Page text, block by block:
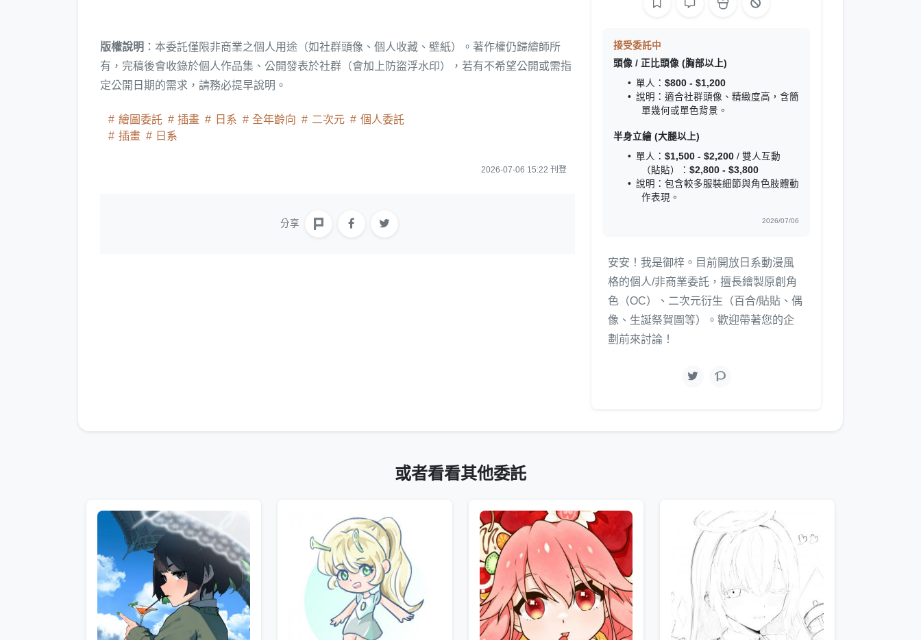
版權說明 ：本委託僅限非商業之個人用途（如社群頭像、個人收藏、壁紙）。著作權仍歸繪師所
有，完稿後會收錄於個人作品集、公開發表於社群（會加上防盜浮水印），若有不希望公開或需指
定公開日期的需求，請務必提早說明。
繪圖委託 插畫 日系 全年齡向 二次元
個人委託
插畫
日系
2026-07-06 15:22 刊登
分享
接受委託中
頭像 / 正比頭像 (胸部以上)
單人： $800 - $1,200
說明：適合社群頭像、精緻度高，含簡
單幾何或單色背景。
半身立繪 (大腿以上)
單人： $1,500 - $2,200/ 雙人互動
（貼貼）：$2,800 - $3,800
說明：包含較多服裝細節與角色肢體動
作表現。
2026/07/06
安安！我是御梓。目前開放日系動漫風
格的個人/非商業委託，擅長繪製原創角
色（OC）、二次元衍生（百合/貼貼、偶
像、生誕祭賀圖等）。歡迎帶著您的企
劃前來討論！
或者看看其他委託